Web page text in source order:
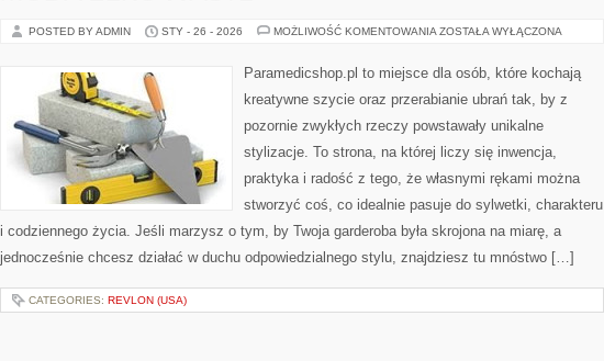
POSTED BY ADMIN STY - 26 - 2026 MOŻLIWOŚĆ KOMENTOWANIA MODA
ZOSTAŁA WYŁĄCZONA
Paramedicshop.pl to miejsce dla osób, które kochają
kreatywne szycie oraz przerabianie ubrań tak, by z
pozornie zwykłych rzeczy powstawały unikalne
stylizacje. To strona, na której liczy się inwencja,
praktyka i radość z tego, że własnymi rękami można
stworzyć coś, co idealnie pasuje do sylwetki, charakteru
i codziennego życia. Jeśli marzysz o tym, by Twoja garderoba była skrojona na miarę, a
jednocześnie chcesz działać w duchu odpowiedzialnego stylu, znajdziesz tu mnóstwo […]
CATEGORIES: REVLON (USA)